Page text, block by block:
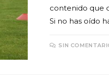
contenido que
Si no has oído
SIN